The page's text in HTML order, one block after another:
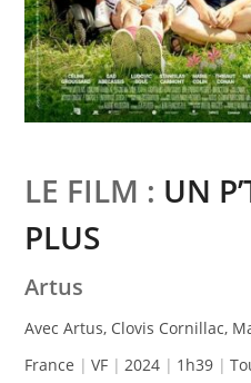
LE FILM : UN
PLUS
Artus
Avec Artus, Clovis Cornillac,
France
VF 2024 1h39